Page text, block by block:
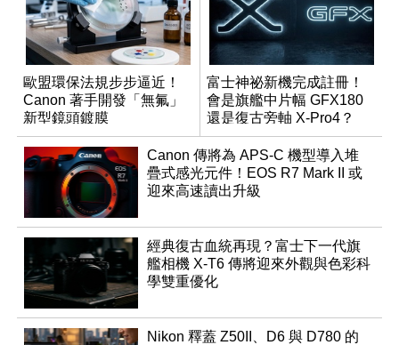
歐盟環保法規步步逼近！
Canon 著手開發「無氟」
新型鏡頭鍍膜
富士神祕新機完成註冊！
會是旗艦中片幅 GFX180
還是復古旁軸 X-Pro4？
Canon 傳將為 APS-C 機型導入堆
疊式感光元件！EOS R7 Mark II 或
迎來高速讀出升級
經典復古血統再現？富士下一代旗
艦相機 X-T6 傳將迎來外觀與色彩科
學雙重優化
Nikon 釋蓋 Z50II、D6 與 D780 的